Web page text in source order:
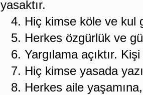
yasaktır.
4. Hiç kimse köle ve kul
5. Herkes özgürlük ve
6. Yargılama açıktır.
7. Hiç kimse yasada
8. Herkes aile